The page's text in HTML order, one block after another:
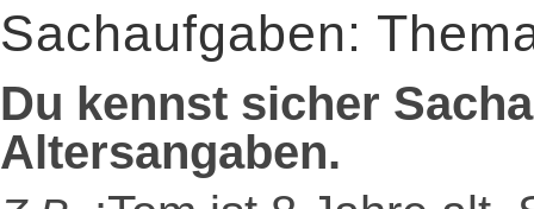
Sachaufgaben:
Du kennst sicher
Altersangaben.